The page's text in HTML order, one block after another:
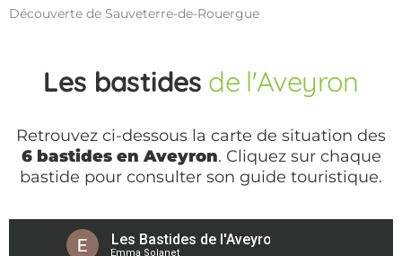
Découverte de Sauveterre-de-Rouergue
Les bastides de l'Aveyron
Retrouvez ci-dessous la carte de situation des
6 bastides en Aveyron. Cliquez sur chaque
bastide pour consulter son guide touristique.